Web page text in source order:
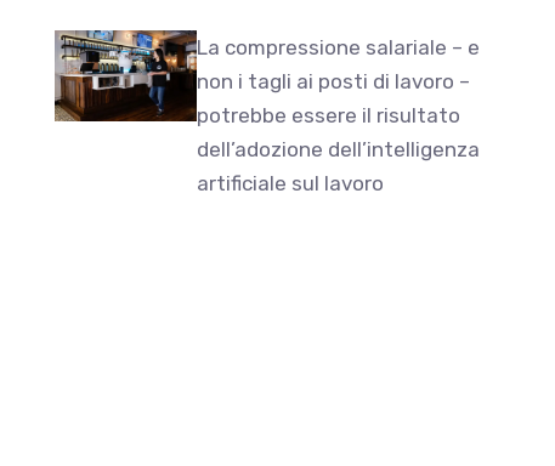
La compressione salariale – e
non i tagli ai posti di lavoro –
potrebbe essere il risultato
dell’adozione dell’intelligenza
artificiale sul lavoro